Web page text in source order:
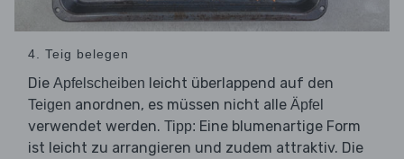
4. Teig belegen
Die Apfelscheiben leicht überlappend auf den
Teigen anordnen, es müssen nicht alle Äpfel
verwendet werden. Tipp: Eine blumenartige Form
ist leicht zu arrangieren und zudem attraktiv. Die